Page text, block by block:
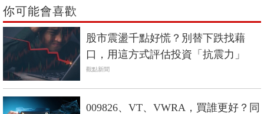
你可能會喜歡
股市震盪千點好慌？別替下跌找藉
口，用這方式評估投資「抗震力」
觀點新聞
009826、VT、VWRA，買誰更好？同